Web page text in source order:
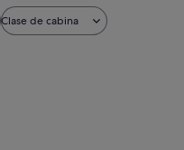
Clase de cabina